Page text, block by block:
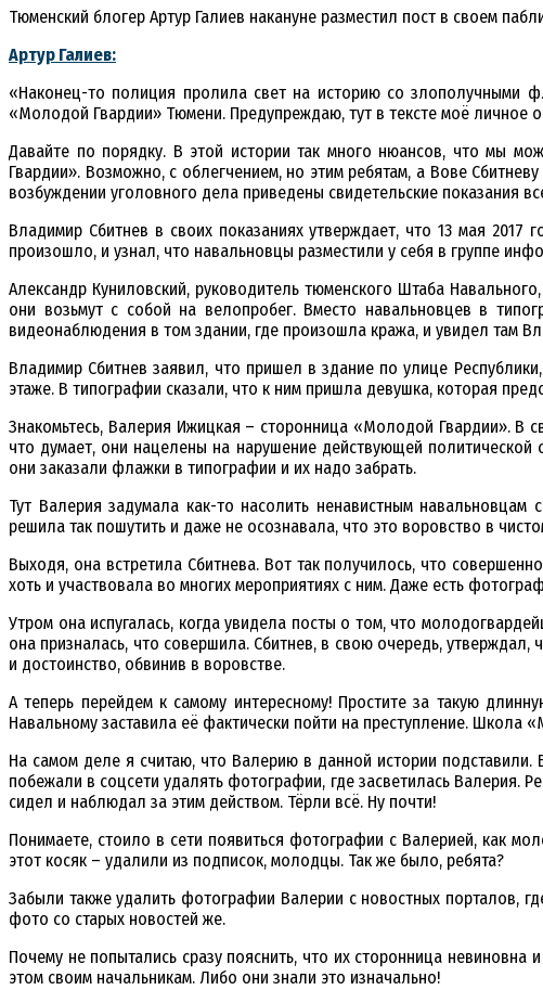
Тюменский блогер Артур Галиев накануне разместил пост в своем
Артур Галиев:
«Наконец-то полиция пролила свет на историю со злополучными
«Молодой Гвардии» Тюмени. Предупреждаю, тут в тексте моё личное
Давайте по порядку. В этой истории так много нюансов, что мы
Гвардии». Возможно, с облегчением, но этим ребятам, а Вове
возбуждении уголовного дела приведены свидетельские показания
Владимир Сбитнев в своих показаниях утверждает, что 13 мая
произошло, и узнал, что навальновцы разместили у себя в группе
Александр Куниловский, руководитель тюменского Штаба
они возьмут с собой на велопробег. Вместо навальновцев в
видеонаблюдения в том здании, где произошла кража, и увидел там
Владимир Сбитнев заявил, что пришел в здание по улице
этаже. В типографии сказали, что к ним пришла девушка, которая
Знакомьтесь, Валерия Ижицкая – сторонница «Молодой Гвардии». В
что думает, они нацелены на нарушение действующей
они заказали флажки в типографии и их надо забрать.
Тут Валерия задумала как-то насолить ненавистным
решила так пошутить и даже не осознавала, что это воровство в
Выходя, она встретила Сбитнева. Вот так получилось, что
хоть и участвовала во многих мероприятиях с ним. Даже есть
Утром она испугалась, когда увидела посты о том, что
она призналась, что совершила. Сбитнев, в свою очередь,
и достоинство, обвинив в воровстве.
А теперь перейдем к самому интересному! Простите за такую
Навальному заставила её фактически пойти на преступление. Школа
На самом деле я считаю, что Валерию в данной истории
побежали в соцсети удалять фотографии, где засветилась Валерия.
сидел и наблюдал за этим действом. Тёрли всё. Ну почти!
Понимаете, стоило в сети появиться фотографии с Валерией, как
этот косяк – удалили из подписок, молодцы. Так же было, ребята?
Забыли также удалить фотографии Валерии с новостных порталов,
фото со старых новостей же.
Почему не попытались сразу пояснить, что их сторонница
этом своим начальникам. Либо они знали это изначально!